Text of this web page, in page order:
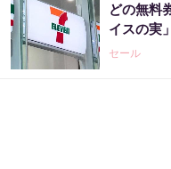
どの無料
イスの実
セール